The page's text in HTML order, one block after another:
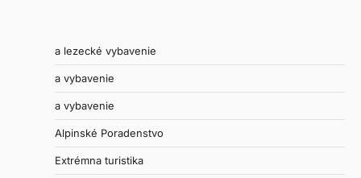
a lezecké vybavenie
a vybavenie
a vybavenie
Alpinské Poradenstvo
Extrémna turistika